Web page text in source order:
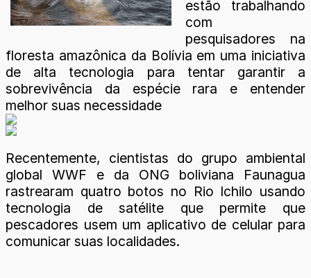
estão trabalhando
com
pesquisadores na
floresta amazônica da Bolívia em uma iniciativa
de alta tecnologia para tentar garantir a
sobrevivência da espécie rara e entender
melhor suas necessidade
Recentemente, cientistas do grupo ambiental
global WWF e da ONG boliviana Faunagua
rastrearam quatro botos no Rio Ichilo usando
tecnologia de satélite que permite que
pescadores usem um aplicativo de celular para
comunicar suas localidades.